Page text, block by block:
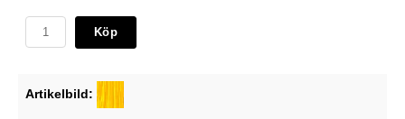
Köp
Artikelbild: